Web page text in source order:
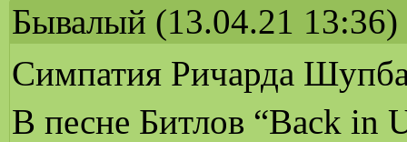
Бывалый (13.04.21 13:36)
Симпатия Ричарда
В песне Битлов “Back in